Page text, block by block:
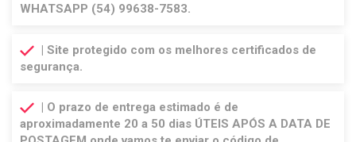
WHATSAPP (54) 99638-7583.
| Site protegido com os melhores certificados de
segurança.
| O prazo de entrega estimado é de
aproximadamente 20 a 50 dias ÚTEIS APÓS A DATA DE